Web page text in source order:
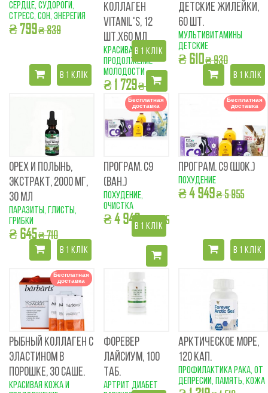
сердце, судороги,
стресс, сон, энерегия
₴ 799₴ 839
В 1 КЛІК
КОЛЛАГЕН
VITANIL'S, 12
ШТ.Х60 МЛ
красивая кожа и
продолжение
молодости
₴ 1 729₴ 1 899
В 1 КЛІК
ДЕТСКИЕ ЖИЛЕЙКИ,
60 ШТ.
мультивитамины
детские
₴ 610₴ 930
В 1 КЛІК
ОРЕХ И ПОЛЫНЬ,
ЭКСТРАКТ, 2000 МГ,
30 МЛ
паразиты, глисты,
грибки
₴ 645₴ 710
В 1 КЛІК
Бесплатная
доставка
ПРОГРАМ. С9
(ВАН.)
похудение,
очистка
₴ 4 949₴ 5 955
В 1 КЛІК
Бесплатная
доставка
ПРОГРАМ. С9 (ШОК.)
похудение
₴ 4 949₴ 5 955
В 1 КЛІК
Бесплатная
доставка
РЫБНЫЙ КОЛЛАГЕН С
ЭЛАСТИНОМ В
ПОРОШКЕ, 30 САШЕ.
красивая кожа и
ФОРЕВЕР
ЛАЙСИУМ, 100
ТАБ.
артрит диабет
АРКТИЧЕСКОЕ МОРЕ,
120 КАП.
профилактика рака, от
депресии, память, кожа